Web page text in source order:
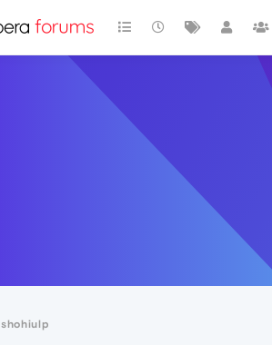
shohiulp